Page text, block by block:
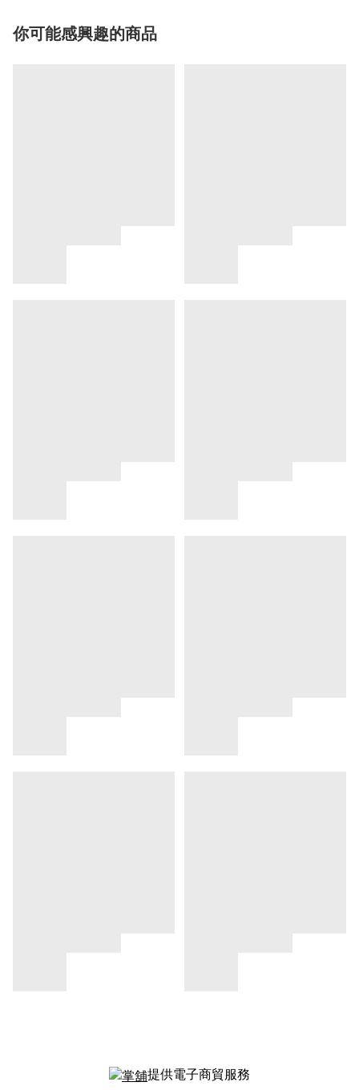
你可能感興趣的商品
提供電子商貿服務